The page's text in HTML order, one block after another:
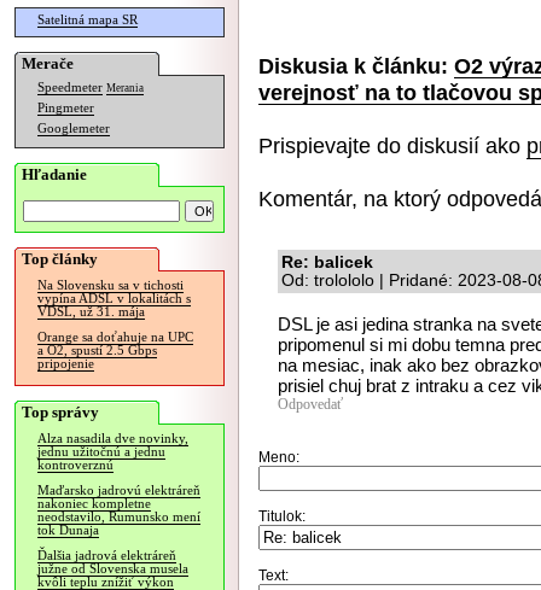
Satelitná mapa SR
Merače
Speedmeter Merania
Pingmeter
Googlemeter
Hľadanie
Top články
Na Slovensku sa v tichosti
vypína ADSL v lokalitách s
VDSL, už 31. mája
Orange sa doťahuje na UPC
a O2, spustí 2.5 Gbps
pripojenie
Top správy
Alza nasadila dve novinky,
jednu užitočnú a jednu
kontroverznú
Maďarsko jadrovú elektráreň
nakoniec kompletne
neodstavilo, Rumunsko mení
tok Dunaja
Ďalšia jadrová elektráreň
južne od Slovenska musela
kvôli teplu znížiť výkon
Diskusia k článku: O2
verejnosť na to tlačovou
Prispievajte do diskusií ako
Komentár, na ktorý
Re: balicek
Od: trolololo | Pridané: 2023-08-
DSL je asi jedina stranka na
pripomenul si mi dobu temna
na mesiac, inak ako bez
prisiel chuj brat z intraku a cez
Odpovedať
Meno:
Titulok:
Text: